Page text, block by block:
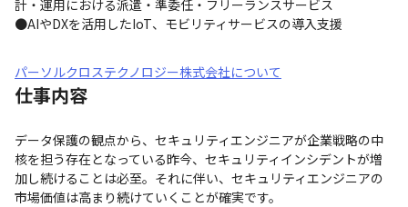
計・運用における派遣・準委任・フリーランスサービス
●AIやDXを活用したIoT、モビリティサービスの導入支援
パーソルクロステクノロジー株式会社について
仕事内容
データ保護の観点から、セキュリティエンジニアが企業戦略の中
核を担う存在となっている昨今、セキュリティインシデントが増
加し続けることは必至。それに伴い、セキュリティエンジニアの
市場価値は高まり続けていくことが確実です。